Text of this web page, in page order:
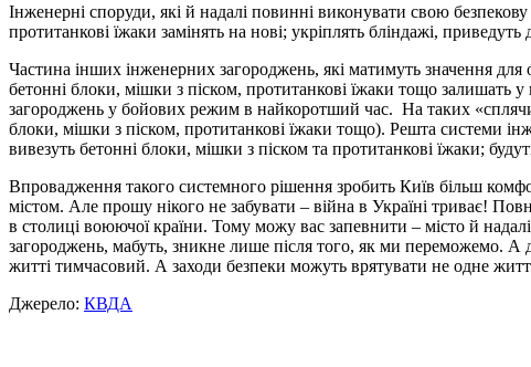
Інженерні споруди, які й надалі повинні виконувати свою
протитанкові їжаки замінять на нові; укріплять бліндажі, приведуть
Частина інших інженерних загороджень, які матимуть значення
бетонні блоки, мішки з піском, протитанкові їжаки тощо залишать
загороджень у бойових режим в найкоротший час. На таких
блоки, мішки з піском, протитанкові їжаки тощо). Решта системи
вивезуть бетонні блоки, мішки з піском та протитанкові їжаки;
Впровадження такого системного рішення зробить Київ більш
містом. Але прошу нікого не забувати – війна в Україні триває!
в столиці воюючої країни. Тому можу вас запевнити – місто й
загороджень, мабуть, зникне лише після того, як ми переможемо.
житті тимчасовий. А заходи безпеки можуть врятувати не одне
Джерело: КВДА